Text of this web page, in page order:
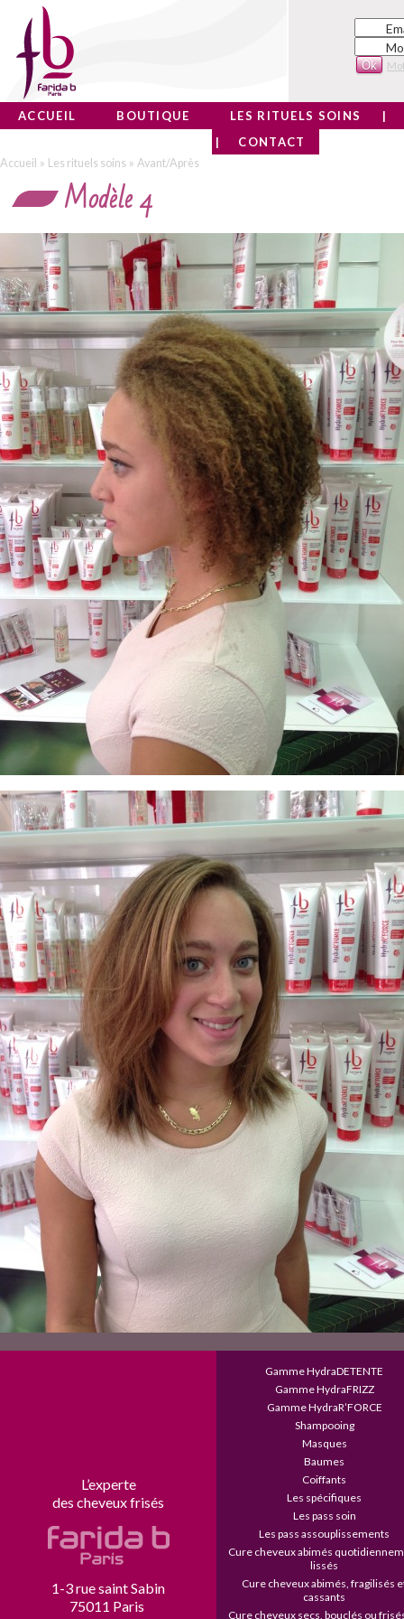
ACCUEIL BOUTIQUE
LES RITUELS SOINS
CONTACT
Accueil » Les rituels soins » Avant/Après
Modèle 4
L’experte
des cheveux frisés
1-3 rue saint Sabin
75011 Paris
Gamme HydraDETENTE
Gamme HydraFRIZZ
Gamme HydraR’FORCE
Shampooing
Masques
Baumes
Coiffants
Les spécifiques
Les pass soin
Les pass assouplissements
Cure cheveux abimés
lissés
Cure cheveux abimés, fragilisés
cassants
Cure cheveux secs, bouclés ou